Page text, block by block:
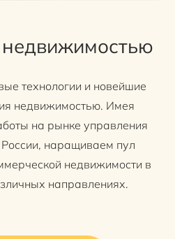
технологии и новейшие
недвижимостью. Имея
на рынке управления
наращиваем пул
недвижимости в
направлениях.